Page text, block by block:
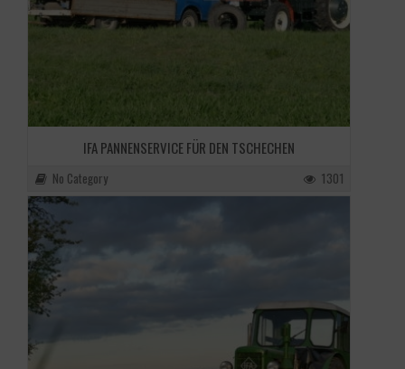
IFA PANNENSERVICE FÜR DEN TSCHECHEN
No Category 1301